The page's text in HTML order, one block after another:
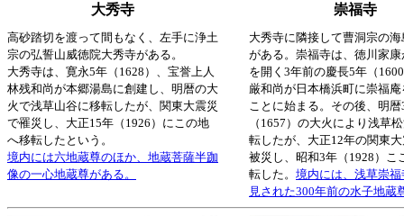
大秀寺 崇福寺
高砂踏切を渡って間もなく、左手に浄土
宗の弘誓山威徳院大秀寺がある。
大秀寺は、寛永5年（1628）、宝誉上人
林残和尚が本郷湯島に創建し、明暦の大
火で浅草山谷に移転したが、関東大震災
で罹災し、大正15年（1926）にこの地
へ移転したという。
境内には六地蔵尊のほか、地蔵菩薩半跏
像の一心地蔵尊がある。
大秀寺に隣接して曹洞宗の
がある。崇福寺は、徳川家
を開く3年前の慶長5年（
厳和尚が日本橋浜町に崇福
ことに始まる。その後、明暦
（1657）の大火により浅草
転したが、大正12年の関東
被災し、昭和3年（1928）こ
転した。 境内には、浅草崇
見された300年前の水子地蔵